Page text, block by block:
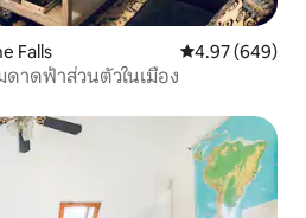
Falls คะแนนเฉลี่ย
4.97 (649)
าดฟ้าส่วนตัวในเมือง